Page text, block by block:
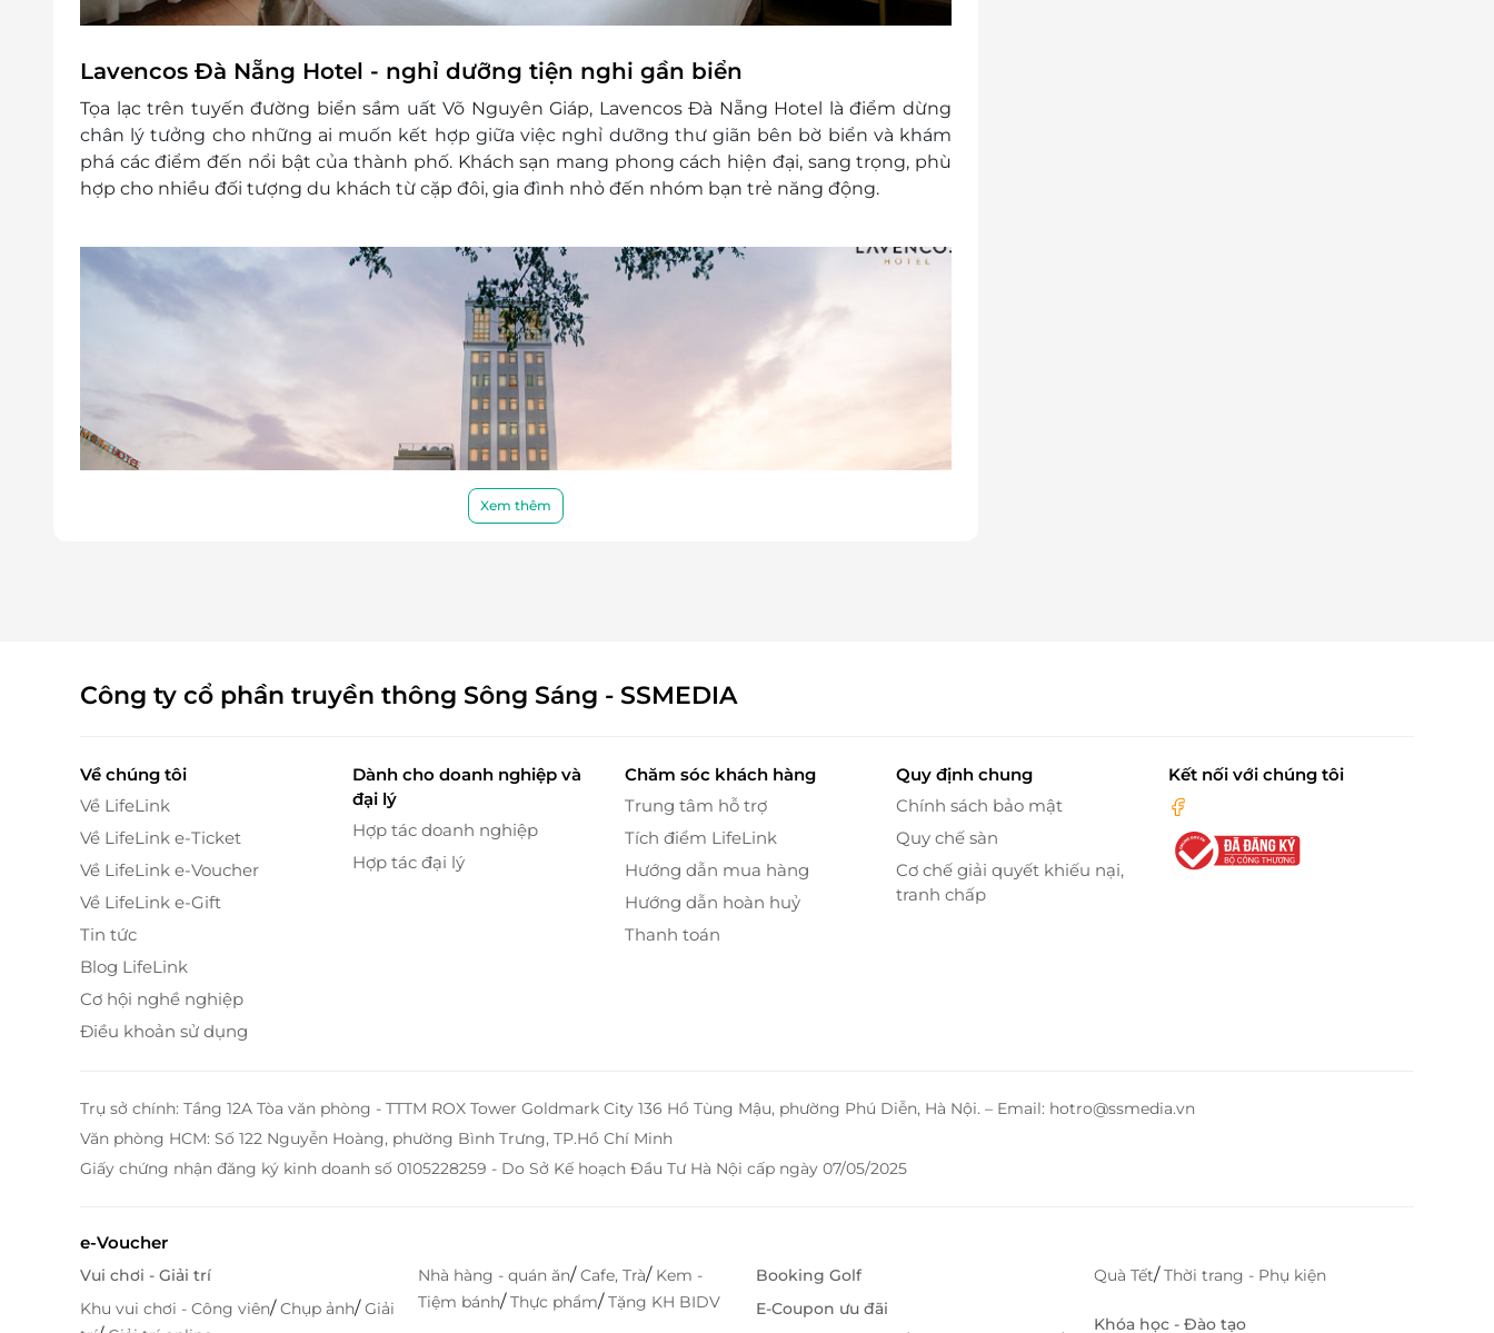
Lavencos Đà Nẵng Hotel - nghỉ dưỡng tiện nghi gần biển
Tọa lạc trên tuyến đường biển sầm uất Võ Nguyên Giáp, Lavencos Đà Nẵng Hotel là điểm dừng
chân lý tưởng cho những ai muốn kết hợp giữa việc nghỉ dưỡng thư giãn bên bờ biển và khám
phá các điểm đến nổi bật của thành phố. Khách sạn mang phong cách hiện đại, sang trọng, phù
hợp cho nhiều đối tượng du khách từ cặp đôi, gia đình nhỏ đến nhóm bạn trẻ năng động.
từng bước di chuyển. Nội thất được bố trí hợp lý, ánh sáng dịu, gam màu hiện đại tạo cảm giác dễ
chịu. Với hai lựa chọn bố trí: giường đôi hoặc 2 giường đơn, loại phòng này rất linh hoạt, phù hợp
cho nhiều hình thức lưu trú khác nhau.
Xem thêm
Công ty cổ phần truyền thông Sông Sáng - SSMEDIA
Về chúng tôi
Về LifeLink
Về LifeLink e-Ticket
Về LifeLink e-Voucher
Về LifeLink e-Gift
Tin tức
Blog LifeLink
Cơ hội nghề nghiệp
Điều khoản sử dụng
Dành cho doanh nghiệp và
đại lý
Hợp tác doanh nghiệp
Hợp tác đại lý
Chăm sóc khách hàng
Trung tâm hỗ trợ
Tích điểm LifeLink
Hướng dẫn mua hàng
Hướng dẫn hoàn huỷ
Thanh toán
Quy định chung
Chính sách bảo mật
Quy chế sàn
Cơ chế giải quyết khiếu nại,
tranh chấp
Kết nối với chúng tôi
Trụ sở chính: Tầng 12A Tòa văn phòng - TTTM ROX Tower Goldmark City 136 Hồ Tùng Mậu, phường Phú Diễn, Hà Nội. – Email: hotro@ssmedia.vn
Văn phòng HCM: Số 122 Nguyễn Hoàng, phường Bình Trưng, TP.Hồ Chí Minh
Giấy chứng nhận đăng ký kinh doanh số 0105228259 - Do Sở Kế hoạch Đầu Tư Hà Nội cấp ngày 07/05/2025
e-Voucher
Vui chơi - Giải trí
Khu vui chơi - Công viên/Chụp ảnh/Giải
Nhà hàng - quán ăn/Cafe, Trà/ Kem -
Tiệm bánh/Thực phẩm/Tặng KH BIDV
Booking Golf
E-Coupon ưu đãi
Quà Tết/Thời trang - Phụ kiện
Khóa học - Đào tạo